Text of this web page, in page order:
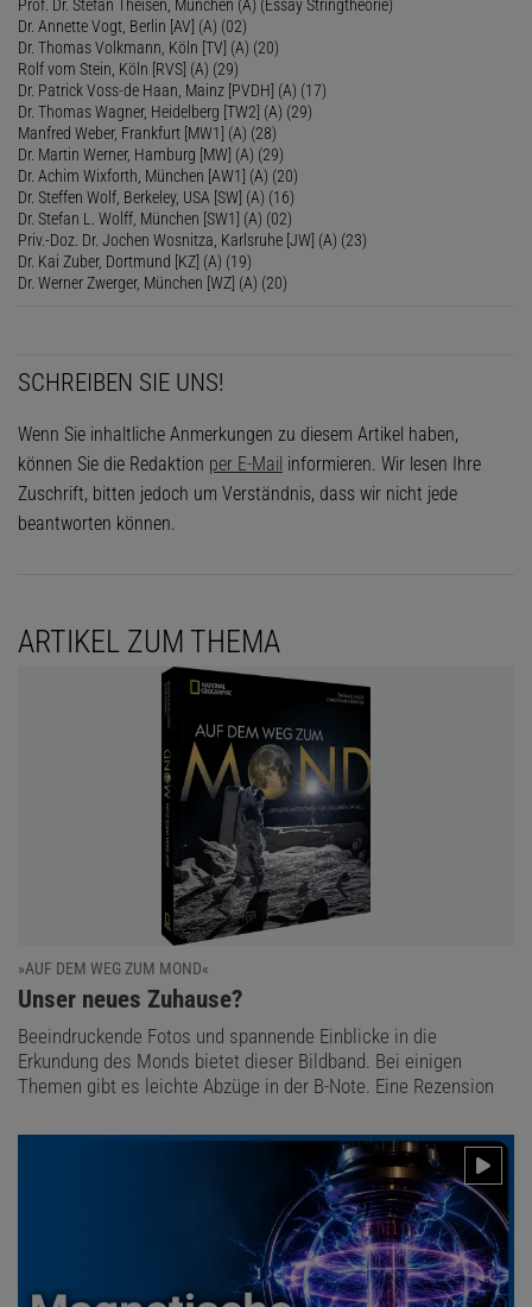
Prof. Dr. Stefan Theisen, München (A) (Essay Stringtheorie)
Dr. Annette Vogt, Berlin [AV] (A) (02)
Dr. Thomas Volkmann, Köln [TV] (A) (20)
Rolf vom Stein, Köln [RVS] (A) (29)
Dr. Patrick Voss-de Haan, Mainz [PVDH] (A) (17)
Dr. Thomas Wagner, Heidelberg [TW2] (A) (29)
Manfred Weber, Frankfurt [MW1] (A) (28)
Dr. Martin Werner, Hamburg [MW] (A) (29)
Dr. Achim Wixforth, München [AW1] (A) (20)
Dr. Steffen Wolf, Berkeley, USA [SW] (A) (16)
Dr. Stefan L. Wolff, München [SW1] (A) (02)
Priv.-Doz. Dr. Jochen Wosnitza, Karlsruhe [JW] (A) (23)
Dr. Kai Zuber, Dortmund [KZ] (A) (19)
Dr. Werner Zwerger, München [WZ] (A) (20)
SCHREIBEN SIE UNS!
Wenn Sie inhaltliche Anmerkungen zu diesem Artikel haben,
können Sie die Redaktion per E-Mail informieren. Wir lesen Ihre
Zuschrift, bitten jedoch um Verständnis, dass wir nicht jede
beantworten können.
ARTIKEL ZUM THEMA
»AUF DEM WEG ZUM MOND«
:
Unser neues Zuhause?
Beeindruckende Fotos und spannende Einblicke in die
Erkundung des Monds bietet dieser Bildband. Bei einigen
Themen gibt es leichte Abzüge in der B-Note. Eine Rezension